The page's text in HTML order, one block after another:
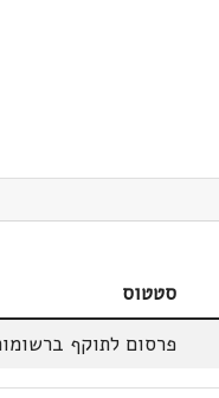
סטטוס
פרסום לתוקף ברשומות